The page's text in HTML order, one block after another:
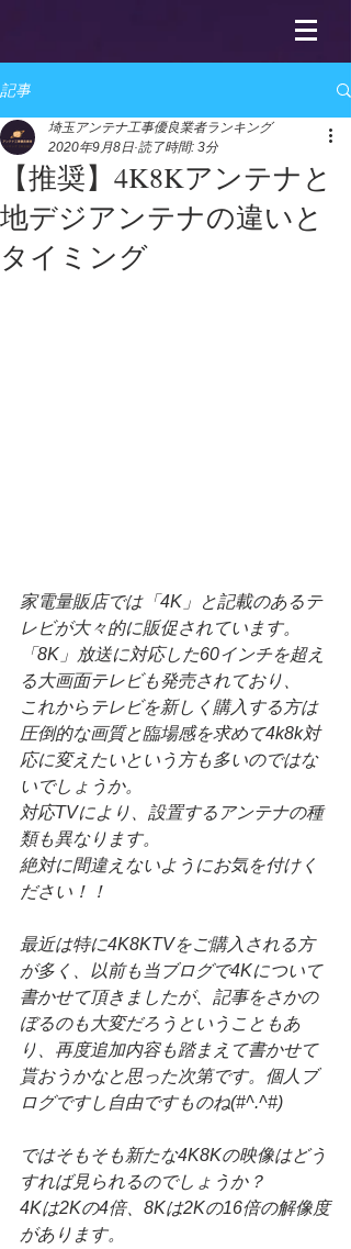
記事
【推奨】4K8Kアンテナと
地デジアンテナの違いと
タイミング
埼玉アンテナ工事優良業者ランキング
2020年9月8日 読了時間: 3分
家電量販店では「4K」と記載のあるテ
レビが大々的に販促されています。
「8K」放送に対応した60インチを超え
る大画面テレビも発売されており、
これからテレビを新しく購入する方は
圧倒的な画質と臨場感を求めて4k8k対
応に変えたいという方も多いのではな
いでしょうか。
対応TVにより、設置するアンテナの種
類も異なります。
絶対に間違えないようにお気を付けく
ださい！！
最近は特に4K8KTVをご購入される方
が多く、以前も当ブログで4Kについて
書かせて頂きましたが、記事をさかの
ぼるのも大変だろうということもあ
り、再度追加内容も踏まえて書かせて
貰おうかなと思った次第です。個人ブ
ログですし自由ですものね(#^.^#)
ではそもそも新たな4K8Kの映像はどう
すれば見られるのでしょうか？
4Kは2Kの4倍、8Kは2Kの16倍の解像度
があります。